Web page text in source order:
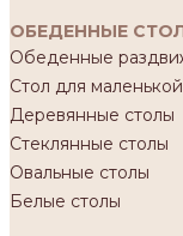
ОБЕДЕННЫЕ
Обеденные
Стол для
Деревянные столы
Стеклянные столы
Овальные столы
Белые столы